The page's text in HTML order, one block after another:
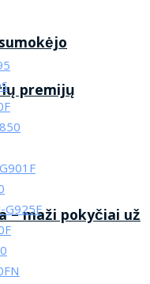
premijų
– maži pokyčiai už
G925F